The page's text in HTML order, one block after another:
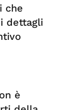
che
dettagli
è